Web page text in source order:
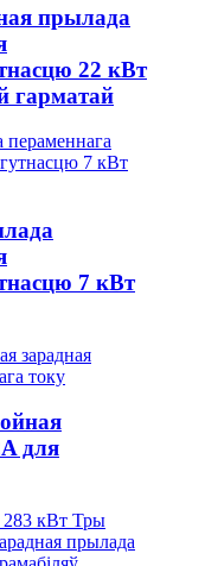
прылада
22 кВт
гарматай
7 кВт
для